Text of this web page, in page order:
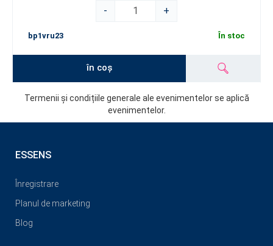
-
+
bp1vru23 În stoc
în coș
Termenii și condițiile generale ale evenimentelor se aplică
evenimentelor.
ESSENS
Înregistrare
Planul de marketing
Blog